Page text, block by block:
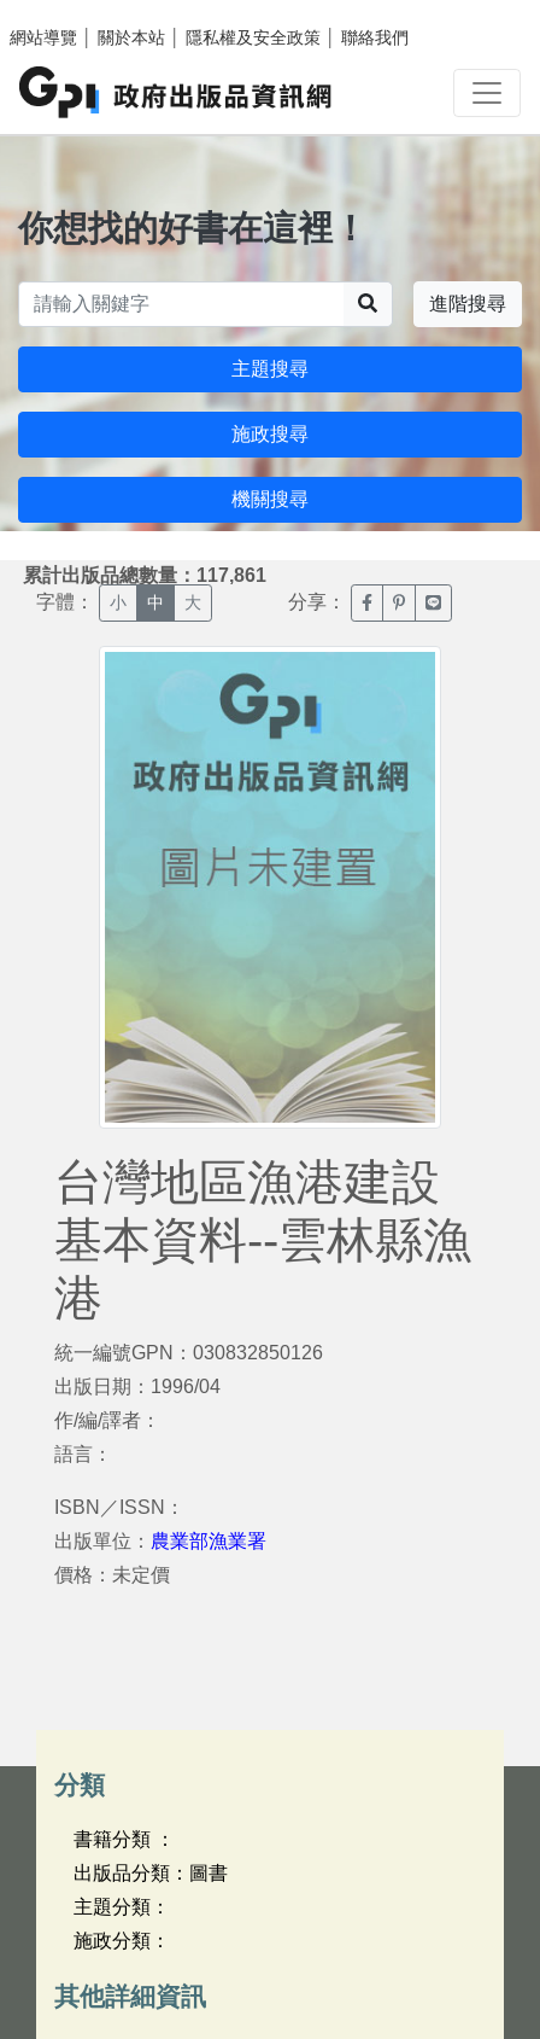
網站導覽
關於本站 隱私權及安全政策 聯絡我們
你想找的好書在這裡！
進階搜尋
主題搜尋
施政搜尋
機關搜尋
累計出版品總數量：117,861
字體： 小 中 大 分享： 臉書分享(另開新視窗)
噗浪分享(另開新
Line分享(另
台灣地區漁港建設
基本資料--雲林縣漁
港
統一編號GPN：030832850126
出版日期：1996/04
作/編/譯者：
語言：
ISBN／ISSN：
出版單位： 農業部漁業署
價格：未定價
分類
書籍分類 ：
出版品分類：圖書
主題分類：
施政分類：
其他詳細資訊